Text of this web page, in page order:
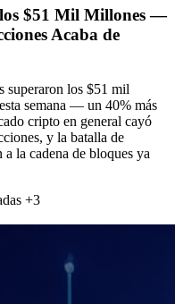
$51 Mil Millones —
Acaba de
superaron los $51 mil
semana — un 40% más
cripto en general cayó
y la batalla de
la cadena de bloques ya
+3